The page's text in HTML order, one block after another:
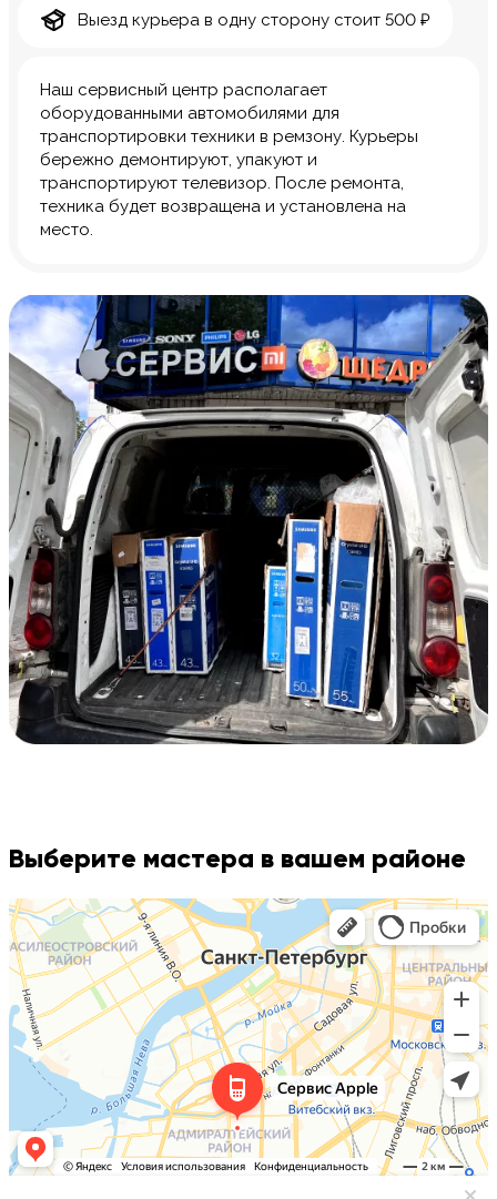
Наш сервисный центр располагает
оборудованными автомобилями для
транспортировки техники в ремзону. Курьеры
бережно демонтируют, упакуют и
транспортируют телевизор. После ремонта,
техника будет возвращена и установлена на
место.
Выезд курьера в одну сторону стоит 500 ₽
Выберите мастера в вашем районе